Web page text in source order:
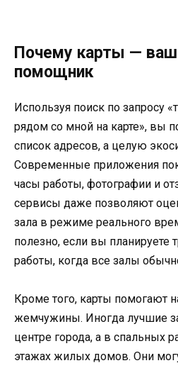
Почему карты —
помощник
Используя поиск по запросу
рядом со мной на карте», вы
список адресов, а целую
Современные приложения
часы работы, фотографии и
сервисы даже позволяют
зала в режиме реального
полезно, если вы планируете
работы, когда все залы
Кроме того, карты помогают
жемчужины. Иногда лучшие
центре города, а в спальных
этажах жилых домов. Они